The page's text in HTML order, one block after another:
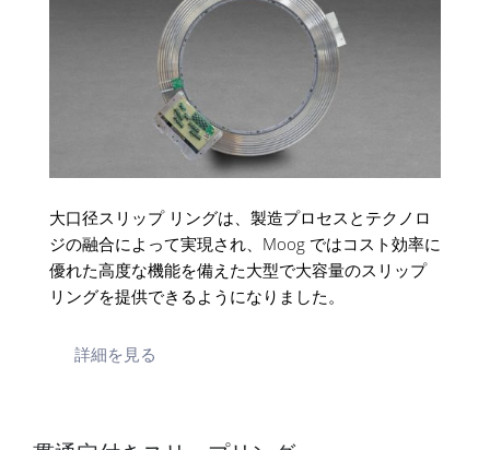
大口径スリップ リングは、製造プロセスとテクノロ
ジの融合によって実現され、Moog ではコスト効率に
優れた高度な機能を備えた大型で大容量のスリップ
リングを提供できるようになりました。
詳細を見る